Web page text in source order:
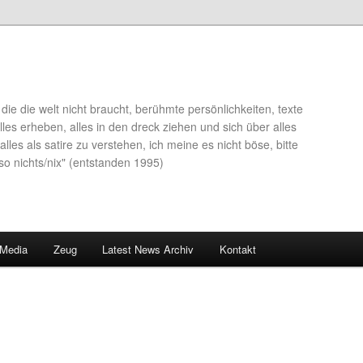
die welt nicht braucht, berühmte persönlichkeiten, texte
erheben, alles in den dreck ziehen und sich über alles
als satire zu verstehen, ich meine es nicht böse, bitte
nichts/nix" (entstanden 1995)
Zeug Latest News Archiv Kontakt